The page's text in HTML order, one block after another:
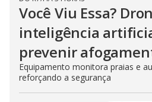
Você Viu Essa?
inteligência
prevenir
Equipamento monitora praias e
reforçando a segurança